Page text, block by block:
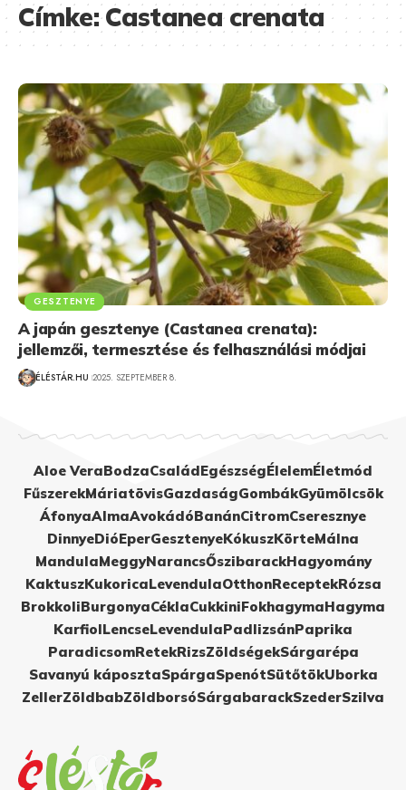
Címke:Castanea crenata
GESZTENYE
A japán gesztenye (Castanea crenata):
jellemzői, termesztése és felhasználási módjai
ÉLÉSTÁR.HU 2025. SZEPTEMBER 8.
Aloe VeraBodzaCsaládEgészségÉlelemÉletmód
FűszerekMáriatövisGazdaságGombákGyümölcsök
ÁfonyaAlmaAvokádóBanánCitromCseresznye
DinnyeDióEperGesztenyeKókuszKörteMálna
MandulaMeggyNarancsŐszibarackHagyomány
KaktuszKukoricaLevendulaOtthonReceptekRózsa
BrokkoliBurgonyaCéklaCukkiniFokhagymaHagyma
KarfiolLencseLevendulaPadlizsánPaprika
ParadicsomRetekRizsZöldségekSárgarépa
Savanyú káposztaSpárgaSpenótSütőtökUborka
ZellerZöldbabZöldborsóSárgabarackSzederSzilva